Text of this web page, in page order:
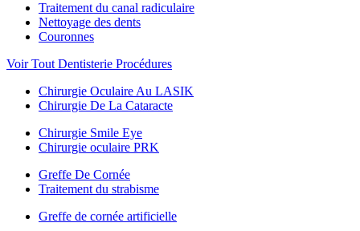
Traitement du canal radiculaire
Nettoyage des dents
Couronnes
Voir Tout Dentisterie Procédures
Chirurgie Oculaire Au LASIK
Chirurgie De La Cataracte
Chirurgie Smile Eye
Chirurgie oculaire PRK
Greffe De Cornée
Traitement du strabisme
Greffe de cornée artificielle